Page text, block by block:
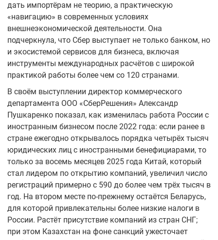
дать импортёрам не теорию, а практическую
«навигацию» в современных условиях
внешнеэкономической деятельности. Она
подчеркнула, что Сбер выступает не только банком, но
и экосистемой сервисов для бизнеса, включая
инструменты международных расчётов с широкой
практикой работы более чем со 120 странами.
В своём выступлении директор коммерческого
департамента ООО «СберРешения» Александр
Пушкаренко показал, как изменилась работа России с
иностранным бизнесом после 2022 года: если ранее в
стране ежегодно открывалось порядка четырёх тысяч
юридических лиц с иностранными бенефициарами, то
только за восемь месяцев 2025 года Китай, который
стал лидером по открытию компаний, увеличил число
регистраций примерно с 590 до более чем трёх тысяч в
год. На втором месте по-прежнему остаётся Беларусь,
для которой привлекательны более низкие налоги в
России. Растёт присутствие компаний из стран СНГ;
при этом Казахстан на фоне санкций ужесточает